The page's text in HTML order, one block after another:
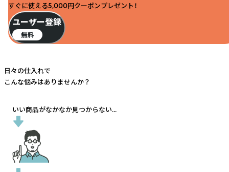
すぐに使える5,000円クーポンプレゼント！
ユーザー登録
無料
日々の仕入れで
こんな悩みはありませんか？
いい商品がなかなか見つからない...